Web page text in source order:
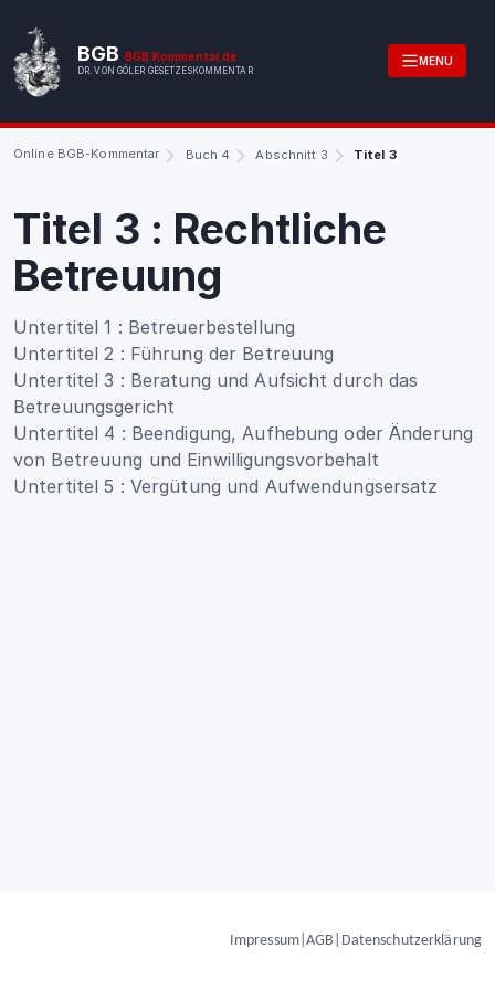
BGB BGB.Kommentar.de
DR. VON GÖLER GESETZESKOMMENTAR
MENU
Online BGB-Kommentar Buch 4 Abschnitt 3 Titel 3
Titel 3 : Rechtliche
Betreuung
Untertitel 1 : Betreuerbestellung
Untertitel 2 : Führung der Betreuung
Untertitel 3 : Beratung und Aufsicht durch das
Betreuungsgericht
Untertitel 4 : Beendigung, Aufhebung oder Änderung
von Betreuung und Einwilligungsvorbehalt
Untertitel 5 : Vergütung und Aufwendungsersatz
Impressum|AGB Datenschutzerklärung